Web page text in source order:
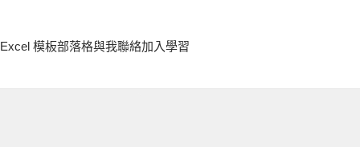
Excel 模板部落格與我聯絡加入學習